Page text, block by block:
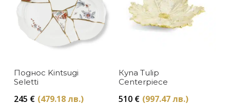
Ethnicraft
Zuiver
Arcahorn
Asiatides
Кафяво
Месинг
Многоцветно
Розово
Сиво
Поднос Kintsugi
Seletti
245 € (479.18 лв.)
Купа Tulip
Centerpiece
510 € (997.47 лв.)